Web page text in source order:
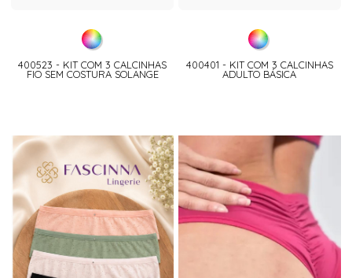
400523 - KIT COM 3 CALCINHAS
FIO SEM COSTURA SOLANGE
400401 - KIT COM 3 CALCINHAS
ADULTO BÁSICA